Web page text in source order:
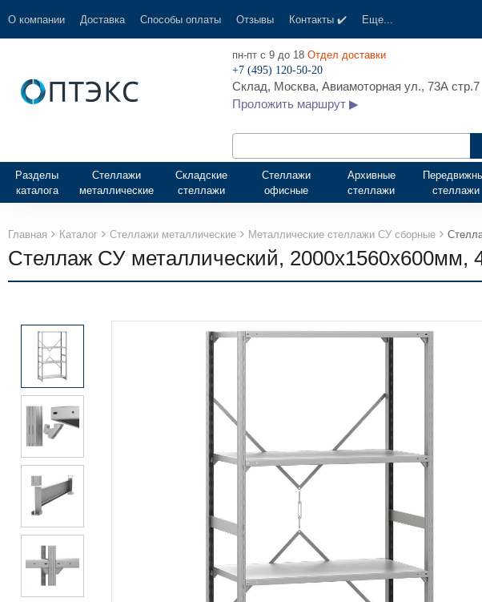
О компании Доставка Способы оплаты Отзывы Контакты ✔️ Еще...
пн-пт с 9 до 18 Отдел доставки
+7 (495) 120-50-20
Склад, Москва, Авиамоторная ул., 73А стр.7
Проложить маршрут ▶
Разделы
каталога
Стеллажи
металлические
Складские
стеллажи
Стеллажи
офисные
Архивные
стеллажи
стеллажи
Главная Каталог Стеллажи металлические Металлические стеллажи СУ сборные
Стеллаж СУ металлический, 2000х1560х600мм,